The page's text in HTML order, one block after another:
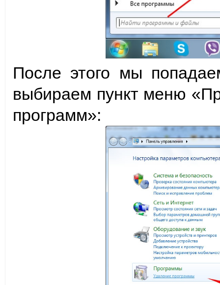
После этого мы
выбираем пункт меню
программ»: